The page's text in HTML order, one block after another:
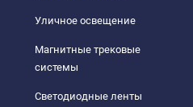
Уличное освещение
Магнитные трековые
системы
Светодиодные ленты